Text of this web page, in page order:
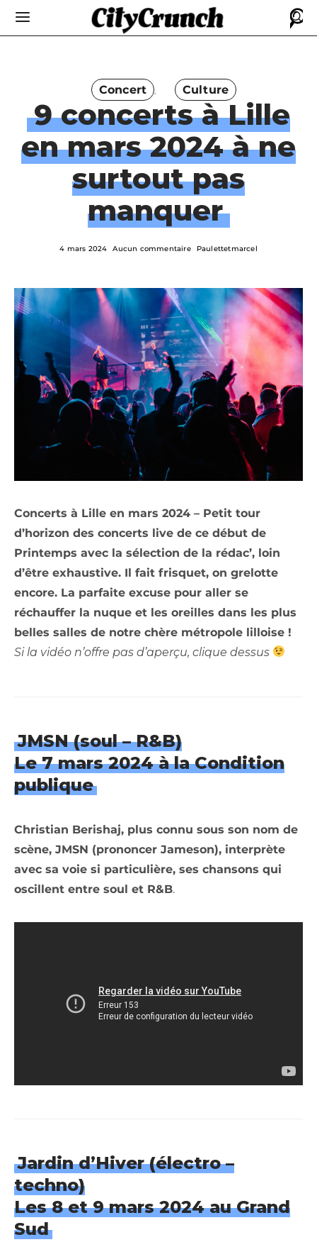
Concert Culture
9 concerts à Lille
en mars 2024 à ne
surtout pas
manquer
4 mars 2024 Aucun commentaire Paulettetmarcel
Concerts à Lille en mars 2024 – Petit tour
d’horizon des concerts live de ce début de
Printemps avec la sélection de la rédac’, loin
d’être exhaustive. Il fait frisquet, on grelotte
encore. La parfaite excuse pour aller se
réchauffer la nuque et les oreilles dans les plus
belles salles de notre chère métropole lilloise !
Si la vidéo n’offre pas d’aperçu, clique dessus
JMSN (soul – R&B)
Le 7 mars 2024 à la Condition
publique
Christian Berishaj, plus connu sous son nom de
scène, JMSN (prononcer Jameson), interprète
avec sa voie si particulière, ses chansons qui
oscillent entre soul et R&B.
Jardin d’Hiver (électro –
techno)
Les 8 et 9 mars 2024 au Grand
Sud